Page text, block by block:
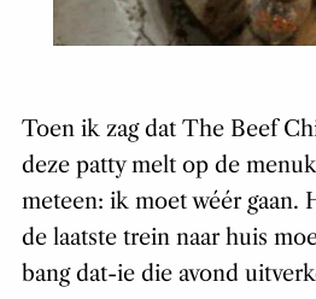
Toen ik zag dat The Beef
deze patty melt op de
meteen: ik moet wéér gaan.
de laatste trein naar huis
bang dat-ie die avond